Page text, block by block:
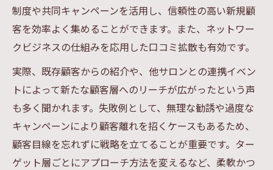
制度や共同キャンペーンを活用し、信頼性の高い新規顧
客を効率よく集めることができます。また、ネットワー
クビジネスの仕組みを応用した口コミ拡散も有効です。
実際、既存顧客からの紹介や、他サロンとの連携イベン
トによって新たな顧客層へのリーチが広がったという声
も多く聞かれます。失敗例として、無理な勧誘や過度な
キャンペーンにより顧客離れを招くケースもあるため、
顧客目線を忘れずに戦略を立てることが重要です。ター
ゲット層ごとにアプローチ方法を変えるなど、柔軟かつ